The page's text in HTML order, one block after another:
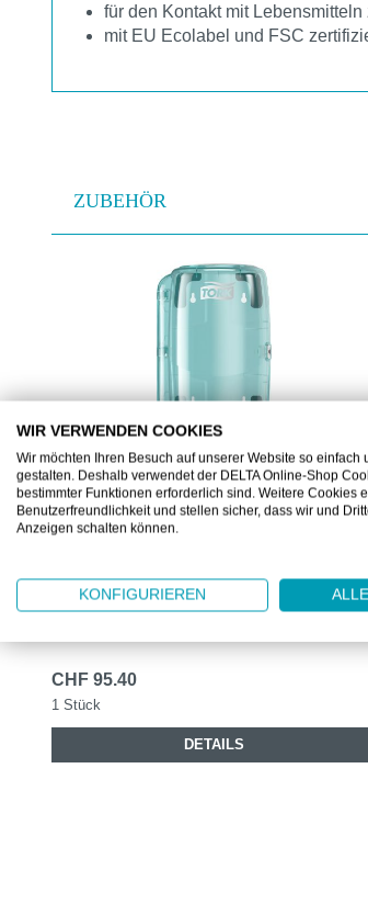
für den Kontakt mit Lebensmitteln
mit EU Ecolabel und FSC
ZUBEHÖR
Produktgalerie überspringen
ML658000
INNENABROLLUNGSSPENDER M1
CHF 95.40
1 Stück
DETAILS
WIR VERWENDEN COOKIES
Wir möchten Ihren Besuch auf unserer Website so einfach
gestalten. Deshalb verwendet der DELTA Online-Shop
bestimmter Funktionen erforderlich sind. Weitere Cookies
Benutzerfreundlichkeit und stellen sicher, dass wir und
Anzeigen schalten können.
KONFIGURIEREN